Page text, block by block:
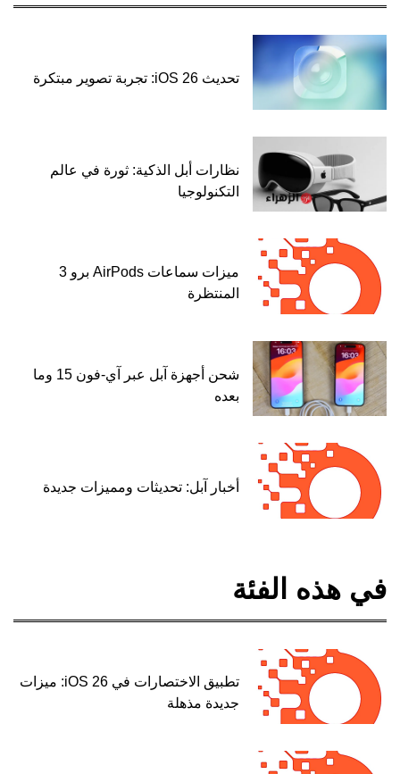
تحديث iOS 26: تجربة تصوير مبتكرة
نظارات أبل الذكية: ثورة في عالم
التكنولوجيا
ميزات سماعات AirPods برو 3
المنتظرة
شحن أجهزة آبل عبر آي-فون 15 وما
بعده
أخبار آبل: تحديثات ومميزات جديدة
في هذه الفئة
تطبيق الاختصارات في iOS 26: ميزات
جديدة مذهلة